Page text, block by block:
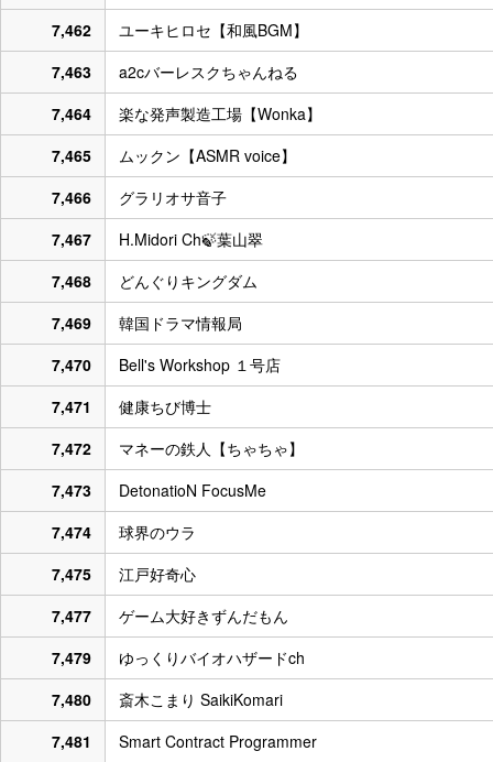
7,462
ユーキヒロセ【和風BGM】
7,463
a2cバーレスクちゃんねる
7,464
楽な発声製造工場【Wonka】
7,465
ムックン【ASMR voice】
7,466
グラリオサ音子
7,467
H.Midori Ch🍃葉山翠
7,468
どんぐりキングダム
7,469
韓国ドラマ情報局
7,470
Bell's Workshop １号店
7,471
健康ちび博士
7,472
マネーの鉄人【ちゃちゃ】
7,473
DetonatioN FocusMe
7,474
球界のウラ
7,475
江戸好奇心
7,477
ゲーム大好きずんだもん
7,479
ゆっくりバイオハザードch
7,480
斎木こまり SaikiKomari
7,481
Smart Contract Programmer